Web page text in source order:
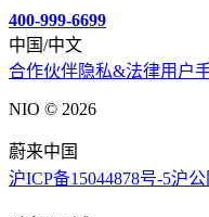
400-999-6699
中国/中文
合作伙伴隐私&法律用户
NIO © 2026
蔚来中国
沪ICP备15044878号-5沪公